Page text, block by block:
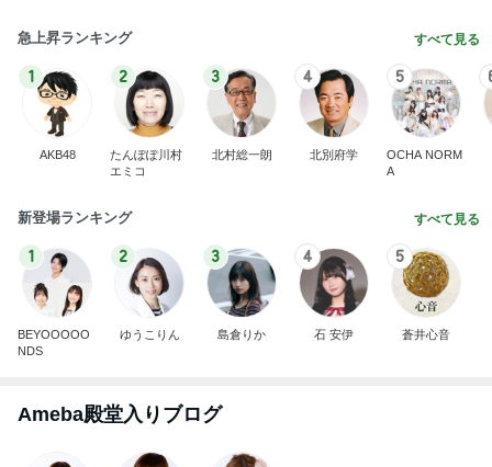
急上昇ランキング すべて見る
1
AKB48
2
たんぽぽ川村
エミコ
3
北村総一朗
4
北別府学
5
OCHA NORM
A
新登場ランキング すべて見る
1
BEYOOOOO
NDS
2
ゆうこりん
3
島倉りか
4
石 安伊
5
蒼井心音
Ameba殿堂入りブログ